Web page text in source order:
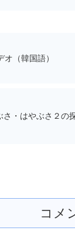
（韓国語）
さ・はやぶさ２の
コメ